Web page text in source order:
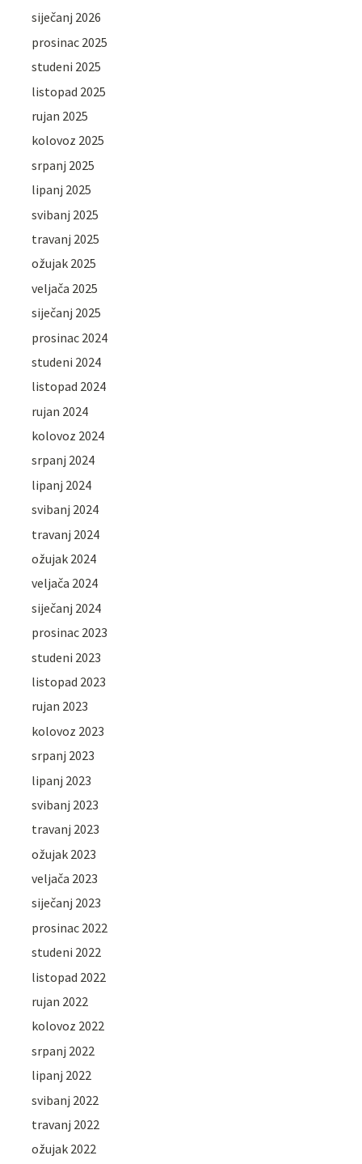
siječanj 2026
prosinac 2025
studeni 2025
listopad 2025
rujan 2025
kolovoz 2025
srpanj 2025
lipanj 2025
svibanj 2025
travanj 2025
ožujak 2025
veljača 2025
siječanj 2025
prosinac 2024
studeni 2024
listopad 2024
rujan 2024
kolovoz 2024
srpanj 2024
lipanj 2024
svibanj 2024
travanj 2024
ožujak 2024
veljača 2024
siječanj 2024
prosinac 2023
studeni 2023
listopad 2023
rujan 2023
kolovoz 2023
srpanj 2023
lipanj 2023
svibanj 2023
travanj 2023
ožujak 2023
veljača 2023
siječanj 2023
prosinac 2022
studeni 2022
listopad 2022
rujan 2022
kolovoz 2022
srpanj 2022
lipanj 2022
svibanj 2022
travanj 2022
ožujak 2022